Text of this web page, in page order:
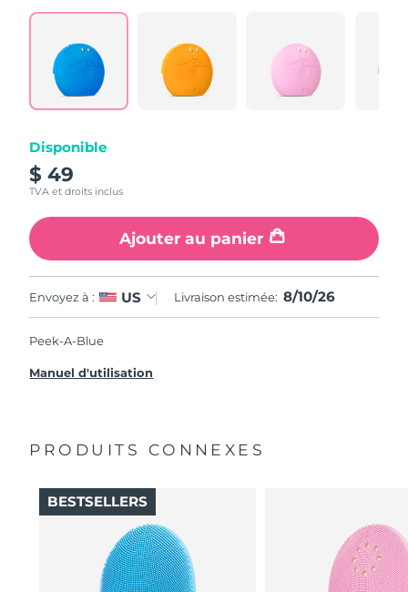
Disponible
$ 49
TVA et droits inclus
Ajouter au panier
Envoyez à : US Livraison estimée: 8/10/26
Peek-A-Blue
Manuel d'utilisation
PRODUITS CONNEXES
BESTSELLERS